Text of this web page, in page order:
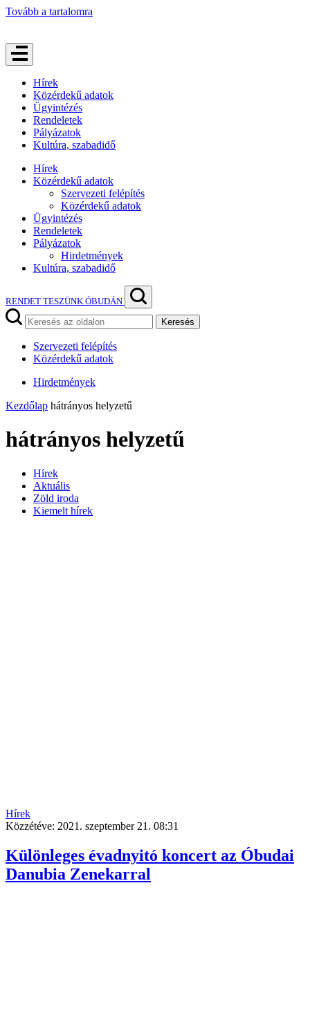
Tovább a tartalomra
Hírek
Közérdekű adatok
Ügyintézés
Rendeletek
Pályázatok
Kultúra, szabadidő
Hírek
Közérdekű adatok
Szervezeti felépítés
Közérdekű adatok
Ügyintézés
Rendeletek
Pályázatok
Hirdetmények
Kultúra, szabadidő
RENDET TESZÜNK ÓBUDÁN
Keresés
Szervezeti felépítés
Közérdekű adatok
Hirdetmények
Kezdőlap hátrányos helyzetű
hátrányos helyzetű
Hírek
Aktuális
Zöld iroda
Kiemelt hírek
Hírek
Közzétéve: 2021. szeptember 21. 08:31
Különleges évadnyitó koncert az Óbudai
Danubia Zenekarral